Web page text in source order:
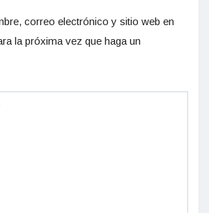
correo electrónico y sitio web en
la próxima vez que haga un